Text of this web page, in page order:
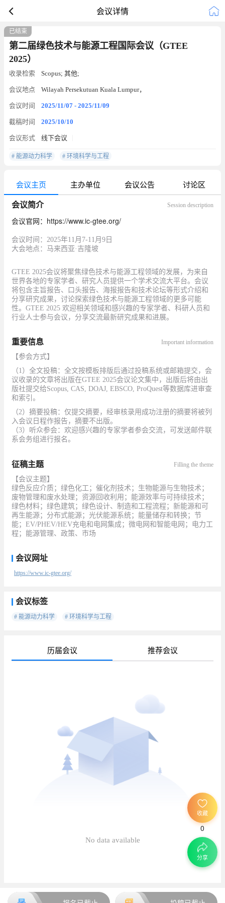
会议详情
已结束
第二届绿色技术与能源工程国际会议（GTEE
2025）
收录检索 Scopus; 其他;
会议地点 Wilayah Persekutuan Kuala Lumpur，
会议时间 2025/11/07 - 2025/11/09
截稿时间 2025/10/10
会议形式 线下会议
# 能源动力科学 # 环境科学与工程
会议主页 主办单位 会议公告 讨论区
会议简介 Session description
会议官网：https://www.ic-gtee.org/
会议时间：2025年11月7-11月9日
大会地点：马来西亚·吉隆坡
GTEE 2025会议将聚焦绿色技术与能源工程领域的发展，为来自
世界各地的专家学者、研究人员提供一个学术交流大平台。会议
将包含主旨报告、口头报告、海报报告和技术论坛等形式介绍和
分享研究成果，讨论探索绿色技术与能源工程领域的更多可能
性。GTEE 2025 欢迎相关领域和感兴趣的专家学者、科研人员和
行业人士参与会议，分享交流最新研究成果和进展。
重要信息 Important information
【参会方式】
（1）全文投稿：全文按模板排版后通过投稿系统或邮箱提交，会
议收录的文章将出版在GTEE 2025会议论文集中，出版后将由出
版社提交给Scopus, CAS, DOAJ, EBSCO, ProQuest等数据库进审查
和索引。
（2）摘要投稿：仅提交摘要，经审核录用成功注册的摘要将被列
入会议日程作报告，摘要不出版。
（3）听众参会：欢迎感兴趣的专家学者参会交流，可发送邮件联
系会务组进行报名。
征稿主题 Filling the theme
【会议主题】
绿色反应介质；绿色化工；催化剂技术；生物能源与生物技术；
废物管理和废水处理；资源回收利用；能源效率与可持续技术；
绿色材料；绿色建筑；绿色设计、制造和工程流程；新能源和可
再生能源；分布式能源；光伏能源系统；能量储存和转换；节
能；EV/PHEV/HEV充电和电网集成；微电网和智能电网；电力工
程；能源管理、政策、市场
会议网址
https://www.ic-gtee.org/
会议标签
# 能源动力科学 # 环境科学与工程
历届会议 推荐会议
No data available
分享
收藏
0